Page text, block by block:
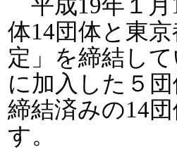
平成19年１月
体14団体と東
定」を締結し
に加入した５
締結済みの14
す。